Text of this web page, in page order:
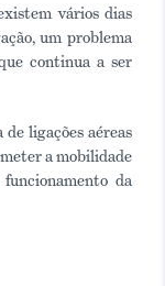
vários dias
um problema
continua a ser
ligações aéreas
a mobilidade
da